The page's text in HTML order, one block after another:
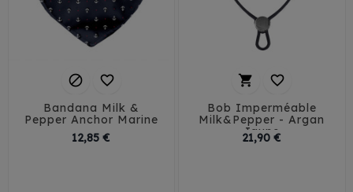
 
Bandana Milk &
Pepper Anchor Marine
12,85 €
 
Bob Imperméable
Milk&Pepper - Argan
Jaune
21,90 €